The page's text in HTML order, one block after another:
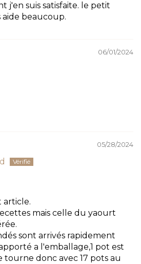
j'en suis satisfaite. le petit
beaucoup.
06/01/2024
05/28/2024
article.
mais celle du yaourt
sont arrivés rapidement
a l'emballage,1 pot est
tourne donc avec 17 pots au